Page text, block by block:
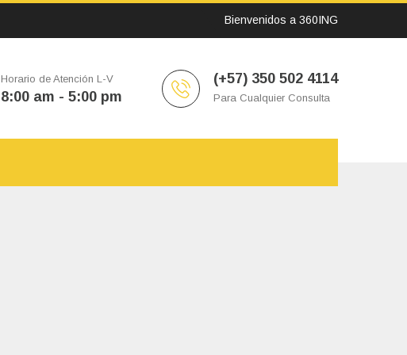
Bienvenidos a 360ING
Horario de Atención L-V
8:00 am - 5:00 pm
(+57) 350 502 4114
Para Cualquier Consulta